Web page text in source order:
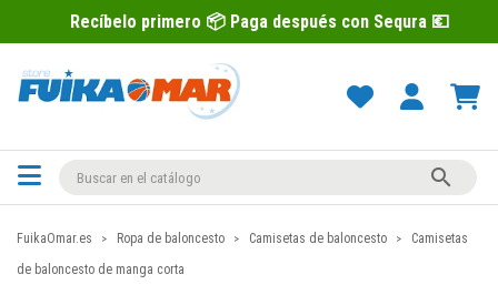
primero 📦 Paga después con Sequra 💶

FuikaOmar.es Ropa de baloncesto Camisetas de baloncesto
Camisetas
de baloncesto de manga corta